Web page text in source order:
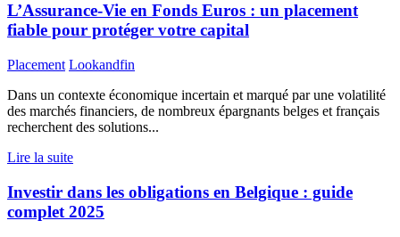
L’Assurance-Vie en Fonds Euros : un placement
fiable pour protéger votre capital
Placement Lookandfin
Dans un contexte économique incertain et marqué par une volatilité
des marchés financiers, de nombreux épargnants belges et français
recherchent des solutions...
Lire la suite
Investir dans les obligations en Belgique : guide
complet 2025